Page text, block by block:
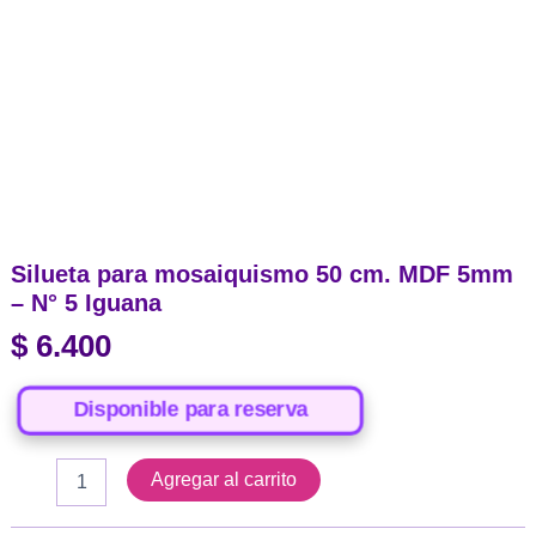
Silueta para mosaiquismo 50 cm. MDF 5mm
– N° 5 Iguana
$ 6.400
Disponible para reserva
Agregar al carrito